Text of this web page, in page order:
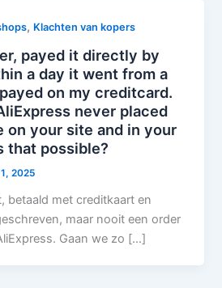
, Klachten van kopers
payed it directly by
a day it went from a
on my creditcard.
never placed
on your site and in your
that possible?
2025
betaald met creditkaart en
maar nooit een order
Gaan we zo […]